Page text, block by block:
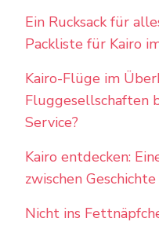
Ein Rucksack für
Packliste für Kairo
Kairo-Flüge im
Fluggesellschaften
Service?
Kairo entdecken:
zwischen
Nicht ins